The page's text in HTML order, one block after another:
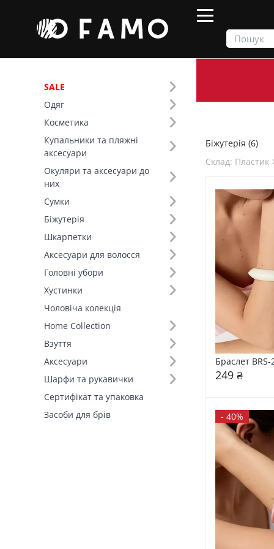
SALE
Одяг
Косметика
Купальники та пляжні
аксесуари
Окуляри та аксесуари до
них
Сумки
Біжутерія
Шкарпетки
Аксесуари для волосся
Головні убори
Хустинки
Чоловіча колекція
Home Collection
Взуття
Аксесуари
Шарфи та рукавички
Сертифікат та упаковка
Засоби для брів
Фільтр
Ціна
SALE
Основний колір (5)
Склад (19)
Вид товару (2)
Біжутерія (6)
Склад: Пластик
Браслет BRS-
249 ₴
- 40%